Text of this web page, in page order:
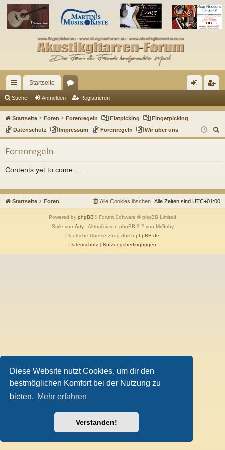
Diese Website nutzt Cookies, um dir den
bestmöglichen Komfort bei der Nutzung zu
bieten. Mehr erfahren
Verstanden!
ch
ne
llz
Startseite
en m ist
rie
Suche Anmelden Registrieren
Startseite Foren Forenregeln Flatpicking
Fingerpicking
Datenschutz
Impressum Forenregeln Wir über uns
u
Forenregeln
Contents yet to come ....
Startseite Foren Alle Zeiten sind UTC+01:00
Alle Cookies löschen
Powered by phpBB® Forum Software © phpBB Limited
Style von Arty- Aktualisieren phpBB 3.2 von MrGaby
Deutsche Übersetzung durch phpBB.de
Datenschutz| Nutzungsbedingungen